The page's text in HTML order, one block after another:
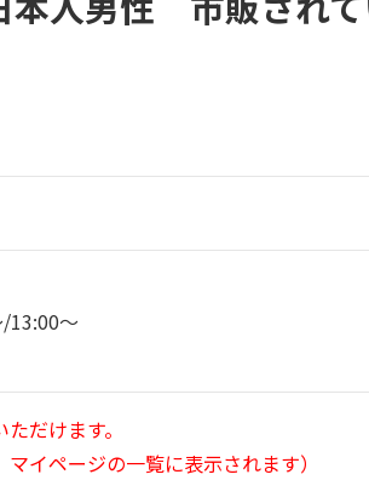
13:00～
だけます。
イページの一覧に表示されます）